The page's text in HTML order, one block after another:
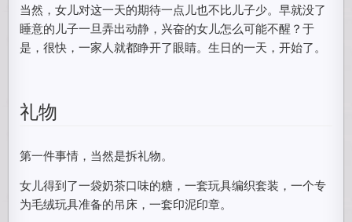
当然，女儿对这一天的期待一点儿也不比儿子少。早就没了
睡意的儿子一旦弄出动静，兴奋的女儿怎么可能不醒？于
是，很快，一家人就都睁开了眼睛。生日的一天，开始了。
礼物
第一件事情，当然是拆礼物。
女儿得到了一袋奶茶口味的糖，一套玩具编织套装，一个专
为毛绒玩具准备的吊床，一套印泥印章。